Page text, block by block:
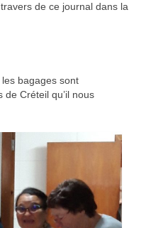
de ce journal dans la
bagages sont
Créteil qu’il nous